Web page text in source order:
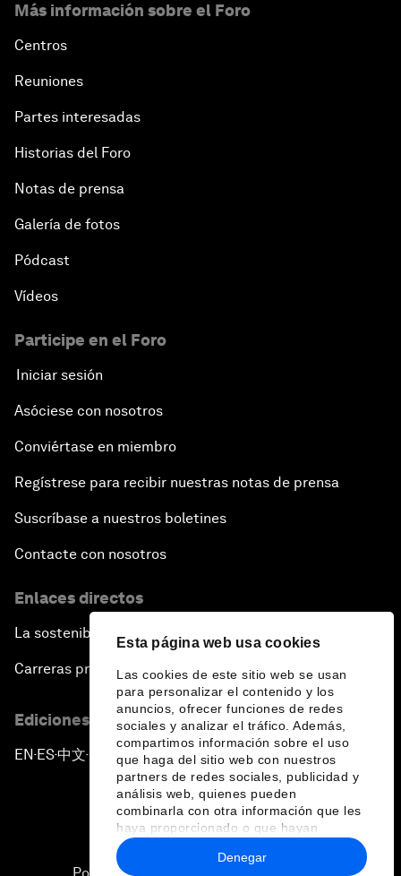
Esta página web usa cookies
Las cookies de este sitio web se usan
para personalizar el contenido y los
anuncios, ofrecer funciones de redes
sociales y analizar el tráfico. Además,
compartimos información sobre el uso
que haga del sitio web con nuestros
partners de redes sociales, publicidad y
análisis web, quienes pueden
combinarla con otra información que les
haya proporcionado o que hayan
recopilado a partir del uso que haya
hecho de sus servicios.
Denegar
Más información sobre el Foro
Centros
Reuniones
Partes interesadas
Historias del Foro
Notas de prensa
Galería de fotos
Pódcast
Vídeos
Participe en el Foro
Iniciar sesión
Asóciese con nosotros
Conviértase en miembro
Regístrese para recibir nuestras notas de prensa
Suscríbase a nuestros boletines
Contacte con nosotros
Enlaces directos
La sostenibilidad en el Foro
Carreras profesionales
Ediciones en otros idiomas
EN ▪ ES▪中文▪ 日本語